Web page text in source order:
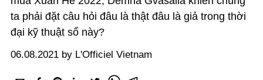
ta phải đặt câu hỏi đâu là thật đâu là giả trong thời
đại kỹ thuật số này?
06.08.2021 by L'Officiel Vietnam